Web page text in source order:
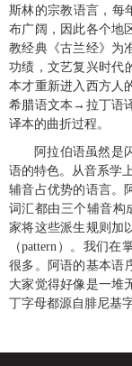
斯林的宗教语言，每
布广阔，因此各个地
教经典《古兰经》为
功绩，文艺复兴时代
本才重新进入西方人
希腊语文本 → 拉丁语
译本的曲折过程。
阿拉伯语虽然是
语的特色。从音系学
辅音占优势的语言。
词汇都由三个辅音构
家将这些派生规则加
（pattern ）。我们在
很多。阿语的基本语
大家觉得好像是一堆
丁字母都源自腓尼基字